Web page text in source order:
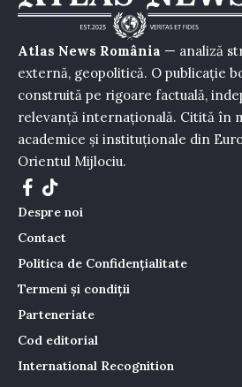
Atlas News România — analiză
externă, geopolitică. O publicație
construită pe rigoare factuală,
relevanță internațională. Citită în
academice și instituționale din
Orientul Mijlociu.
Despre noi
Contact
Politica de Confidențialitate
Termeni și condiții
Parteneriate
Cod editorial
International Recognition